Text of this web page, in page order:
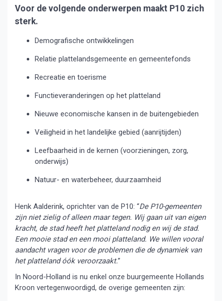
Voor de volgende onderwerpen maakt P10 zich
sterk.
Demografische ontwikkelingen
Relatie plattelandsgemeente en gemeentefonds
Recreatie en toerisme
Functieveranderingen op het platteland
Nieuwe economische kansen in de buitengebieden
Veiligheid in het landelijke gebied (aanrijtijden)
Leefbaarheid in de kernen (voorzieningen, zorg,
onderwijs)
Natuur- en waterbeheer, duurzaamheid
Henk Aalderink, oprichter van de P10: “De P10-gemeenten
zijn niet zielig of alleen maar tegen. Wij gaan uit van eigen
kracht, de stad heeft het platteland nodig en wij de stad.
Een mooie stad en een mooi platteland. We willen vooral
aandacht vragen voor de problemen die de dynamiek van
het platteland óók veroorzaakt.”
In Noord-Holland is nu enkel onze buurgemeente Hollands
Kroon vertegenwoordigd, de overige gemeenten zijn: